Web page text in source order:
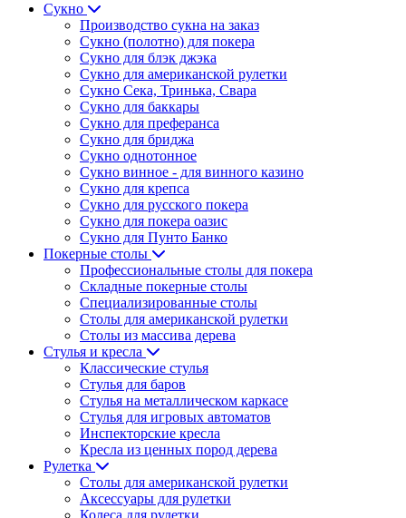
Сукно
Производство сукна на заказ
Сукно (полотно) для покера
Сукно для блэк джэка
Сукно для американской рулетки
Сукно Сека, Тринька, Свара
Сукно для баккары
Сукно для преферанса
Сукно для бриджа
Сукно однотонное
Сукно винное - для винного казино
Сукно для крепса
Сукно для русского покера
Сукно для покера оазис
Сукно для Пунто Банко
Покерные столы
Профессиональные столы для покера
Складные покерные столы
Специализированные столы
Столы для американской рулетки
Столы из массива дерева
Стулья и кресла
Классические стулья
Стулья для баров
Стулья на металлическом каркасе
Стулья для игровых автоматов
Инспекторские кресла
Кресла из ценных пород дерева
Рулетка
Столы для американской рулетки
Аксессуары для рулетки